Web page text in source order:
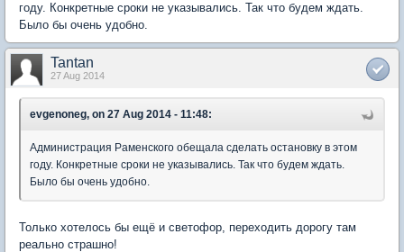
году. Конкретные сроки не указывались. Так что будем ждать.
Было бы очень удобно.
Tantan
27 Aug 2014
evgenoneg, on 27 Aug 2014 - 11:48:
Администрация Раменского обещала сделать остановку в этом
году. Конкретные сроки не указывались. Так что будем ждать.
Было бы очень удобно.
Только хотелось бы ещё и светофор, переходить дорогу там
реально страшно!